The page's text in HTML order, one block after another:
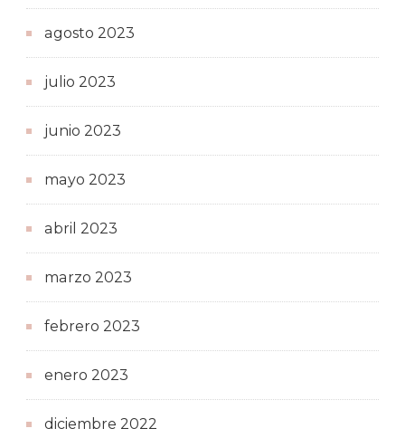
agosto 2023
julio 2023
junio 2023
mayo 2023
abril 2023
marzo 2023
febrero 2023
enero 2023
diciembre 2022